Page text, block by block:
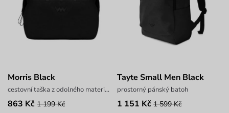
Morris Black
cestovní taška z odolného materiálu
863 Kč 1 199 Kč
Tayte Small Men Black
prostorný pánský batoh
1 151 Kč 1 599 Kč